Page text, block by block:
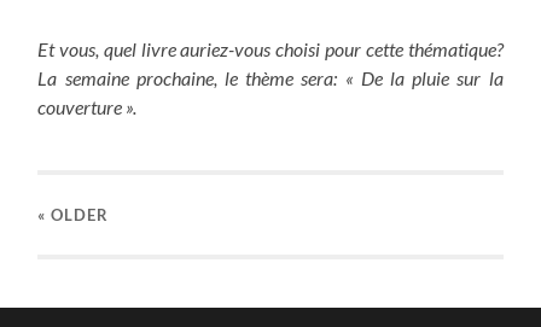
Et vous, quel livre auriez-vous choisi pour cette thématique?
La semaine prochaine, le thème sera: « De la pluie sur la
couverture ».
« OLDER